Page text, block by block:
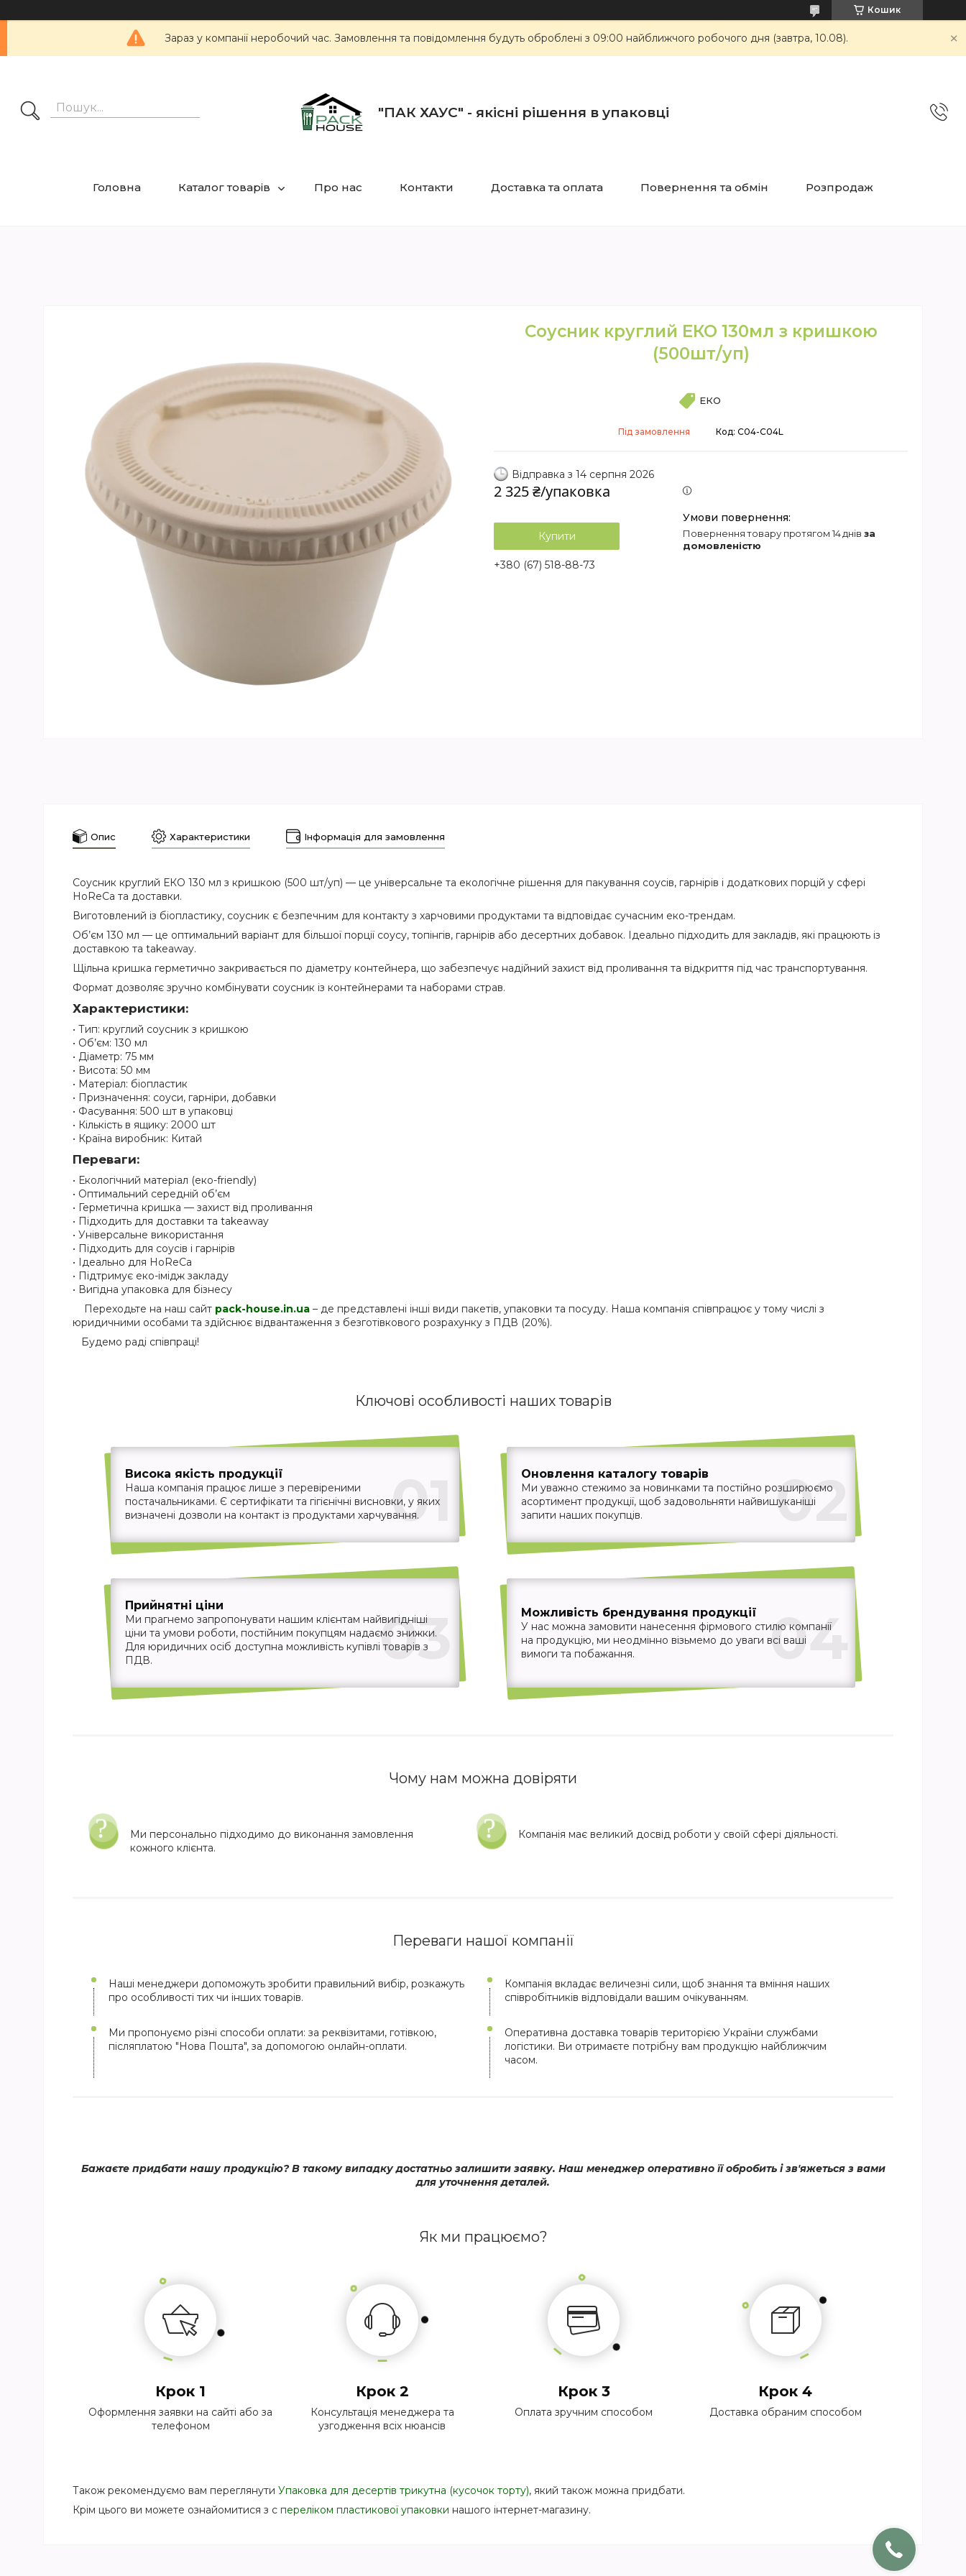
Кошик
Зараз у компанії неробочий час. Замовлення та повідомлення будуть оброблені з 09:00 найближчого робочого дня (завтра, 10.08).
"ПАК ХАУС" - якісні рішення в упаковці
Головна Каталог товарів Про нас Контакти Доставка та оплата Повернення та обмін Розпродаж
Соусник круглий ЕКО 130мл з кришкою
(500шт/уп)
ЕКО
Під замовлення Код: C04-C04L
Відправка з 14 серпня 2026
2 325 ₴/упаковка
Купити
+380 (67) 518-88-73
повернення товару протягом 14 днів за
домовленістю
Опис Характеристики Інформація для замовлення
Соусник круглий ЕКО 130 мл з кришкою (500 шт/уп) — це універсальне та екологічне рішення для пакування соусів, гарнірів і додаткових порцій у сфері
HoReCa та доставки.
Виготовлений із біопластику, соусник є безпечним для контакту з харчовими продуктами та відповідає сучасним еко-трендам.
Об’єм 130 мл — це оптимальний варіант для більшої порції соусу, топінгів, гарнірів або десертних добавок. Ідеально підходить для закладів, які працюють із
доставкою та takeaway.
Щільна кришка герметично закривається по діаметру контейнера, що забезпечує надійний захист від проливання та відкриття під час транспортування.
Формат дозволяє зручно комбінувати соусник із контейнерами та наборами страв.
Характеристики:
• Тип: круглий соусник з кришкою
• Об’єм: 130 мл
• Діаметр: 75 мм
• Висота: 50 мм
• Матеріал: біопластик
• Призначення: соуси, гарніри, добавки
• Фасування: 500 шт в упаковці
• Кількість в ящику: 2000 шт
• Країна виробник: Китай
Переваги:
• Екологічний матеріал (еко-friendly)
• Оптимальний середній об’єм
• Герметична кришка — захист від проливання
• Підходить для доставки та takeaway
• Універсальне використання
• Підходить для соусів і гарнірів
• Ідеально для HoReCa
• Підтримує еко-імідж закладу
• Вигідна упаковка для бізнесу
Переходьте на наш сайт pack-house.in.ua – де представлені інші види пакетів, упаковки та посуду. Наша компанія співпрацює у тому числі з
юридичними особами та здійснює відвантаження з безготівкового розрахунку з ПДВ (20%).
Будемо раді співпраці!
Ключові особливості наших товарів
01
Висока якість продукції
Наша компанія працює лише з перевіреними
постачальниками. Є сертифікати та гігієнічні висновки, у яких
визначені дозволи на контакт із продуктами харчування.
02
Оновлення каталогу товарів
Ми уважно стежимо за новинками та постійно розширюємо
асортимент продукції, щоб задовольняти найвишуканіші
запити наших покупців.
03
Прийнятні ціни
Ми прагнемо запропонувати нашим клієнтам найвигідніші
ціни та умови роботи, постійним покупцям надаємо знижки.
Для юридичних осіб доступна можливість купівлі товарів з
ПДВ.
04
Можливість брендування продукції
У нас можна замовити нанесення фірмового стилю компанії
на продукцію, ми неодмінно візьмемо до уваги всі ваші
вимоги та побажання.
Чому нам можна довіряти
Ми персонально підходимо до виконання замовлення
кожного клієнта.
Компанія має великий досвід роботи у своїй сфері діяльності.
Переваги нашої компанії
Наші менеджери допоможуть зробити правильний вибір, розкажуть
про особливості тих чи інших товарів.
Компанія вкладає величезні сили, щоб знання та вміння наших
співробітників відповідали вашим очікуванням.
Ми пропонуємо різні способи оплати: за реквізитами, готівкою,
післяплатою "Нова Пошта", за допомогою онлайн-оплати.
Оперативна доставка товарів територією України службами
логістики. Ви отримаєте потрібну вам продукцію найближчим
часом.
Бажаєте придбати нашу продукцію? В такому випадку достатньо залишити заявку. Наш менеджер оперативно її обробить і зв'яжеться з вами
для уточнення деталей.
Як ми працюємо?
Крок 1
Оформлення заявки на сайті або за
телефоном
Крок 2
Консультація менеджера та
узгодження всіх нюансів
Крок 3
Оплата зручним способом
Крок 4
Доставка обраним способом
Також рекомендуємо вам переглянути Упаковка для десертів трикутна (кусочок торту), який також можна придбати.
Крім цього ви можете ознайомитися з с переліком пластикової упаковки нашого інтернет-магазину.